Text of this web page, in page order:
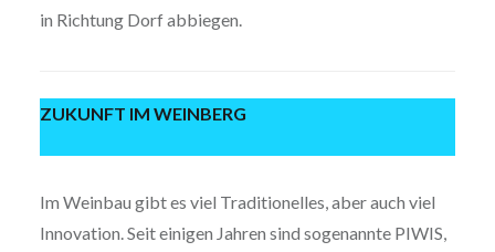
in Richtung Dorf abbiegen.
ZUKUNFT IM WEINBERG
Im Weinbau gibt es viel Traditionelles, aber auch viel
Innovation. Seit einigen Jahren sind sogenannte PIWIS,